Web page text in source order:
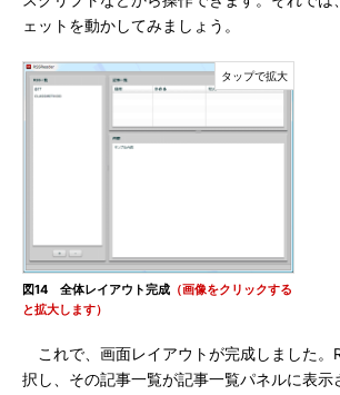
ェットを動かしてみましょう。
図14 全体レイアウト完成 （画像をクリックする
と拡大します）
これで、画面レイアウトが完成しました。
択し、その記事一覧が記事一覧パネルに表示